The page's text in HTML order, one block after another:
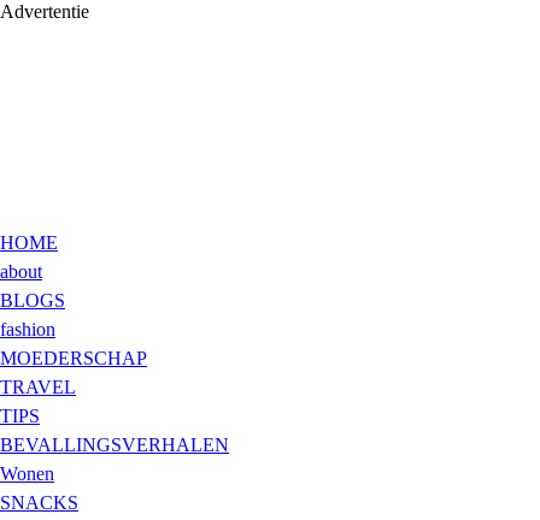
Advertentie
HOME
about
BLOGS
fashion
MOEDERSCHAP
TRAVEL
TIPS
BEVALLINGSVERHALEN
Wonen
SNACKS